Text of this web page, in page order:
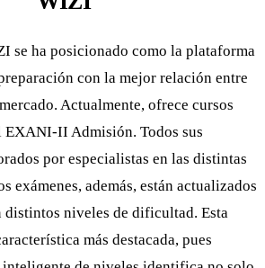
se ha posicionado como la plataforma
con la mejor relación entre
Actualmente, ofrece cursos
EXANI-II Admisión. Todos sus
por especialistas en las distintas
exámenes, además, están actualizados
niveles de dificultad. Esta
más destacada, pues